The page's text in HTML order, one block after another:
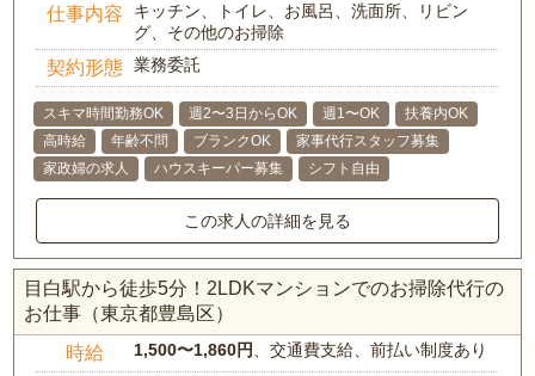
仕事内容
キッチン、トイレ、お風呂、洗面所、リビン
グ、その他のお掃除
契約形態 業務委託
スキマ時間勤務OK 週2〜3日からOK 週1〜OK
扶養内OK
高時給
年齢不問 ブランクOK
家事代行スタッフ募集
家政婦の求人
ハウスキーパー募集 シフト自由
この求人の詳細を見る
目白駅から徒歩5分！2LDKマンションでのお掃除代行の
お仕事（東京都豊島区）
時給 1,500〜1,860円 、交通費支給、前払い制度あり